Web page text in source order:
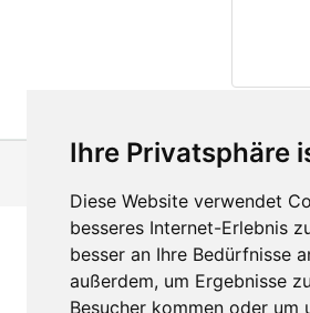
Ihre Privatsphäre
Diese Website verwendet
besseres Internet-Erlebnis
besser an Ihre Bedürfnisse
außerdem, um Ergebnisse
Besucher kommen oder um
Контакты
Оставить отзыв
Сообщить об ошибке